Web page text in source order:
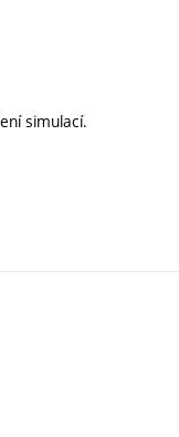
simulací.